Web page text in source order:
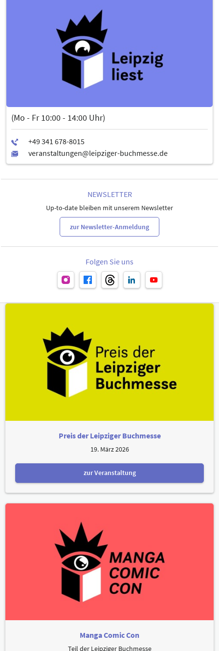
(Mo - Fr 10:00 - 14:00 Uhr)
NEWSLETTER
Up-to-date bleiben mit unserem Newsletter
zur Newsletter-Anmeldung
Folgen Sie uns
Preis der Leipziger Buchmesse
19. März 2026
zur Veranstaltung
Manga Comic Con
Teil der Leipziger Buchmesse